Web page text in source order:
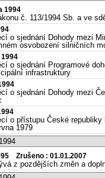
1994
č. 113/1994 Sb. a ve
o sjednání Dohody mezi
osvobození silničních
o sjednání Programové
infrastruktury
o sjednání Dohody mezi
o přístupu České
1979
Zrušeno : 01.01.2007
z pozdějších změn a